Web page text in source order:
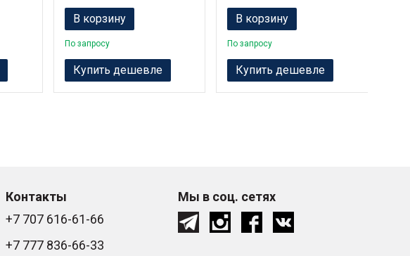
В корзину
По запросу
Купить дешевле
В корзину
По запросу
Купить дешевле
Контакты
+7 707 616-61-66
+7 777 836-66-33
Мы в соц. сетях